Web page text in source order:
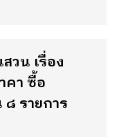
วน เรื่อง
คา ซื้อ
รายการ